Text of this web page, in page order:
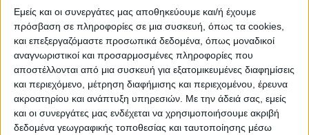
Εμείς και οι συνεργάτες μας αποθηκεύουμε και/ή έχουμε
πρόσβαση σε πληροφορίες σε μια συσκευή, όπως τα cookies,
και επεξεργαζόμαστε προσωπικά δεδομένα, όπως μοναδικοί
αναγνωριστικοί και προσαρμοσμένες πληροφορίες που
αποστέλλονται από μια συσκευή για εξατομικευμένες διαφημίσεις
και περιεχόμενο, μέτρηση διαφήμισης και περιεχομένου, έρευνα
ακροατηρίου και ανάπτυξη υπηρεσιών. Με την άδειά σας, εμείς
και οι συνεργάτες μας ενδέχεται να χρησιμοποιήσουμε ακριβή
δεδομένα γεωγραφικής τοποθεσίας και ταυτοποίησης μέσω
Περιφέρεια Θεσσαλίας